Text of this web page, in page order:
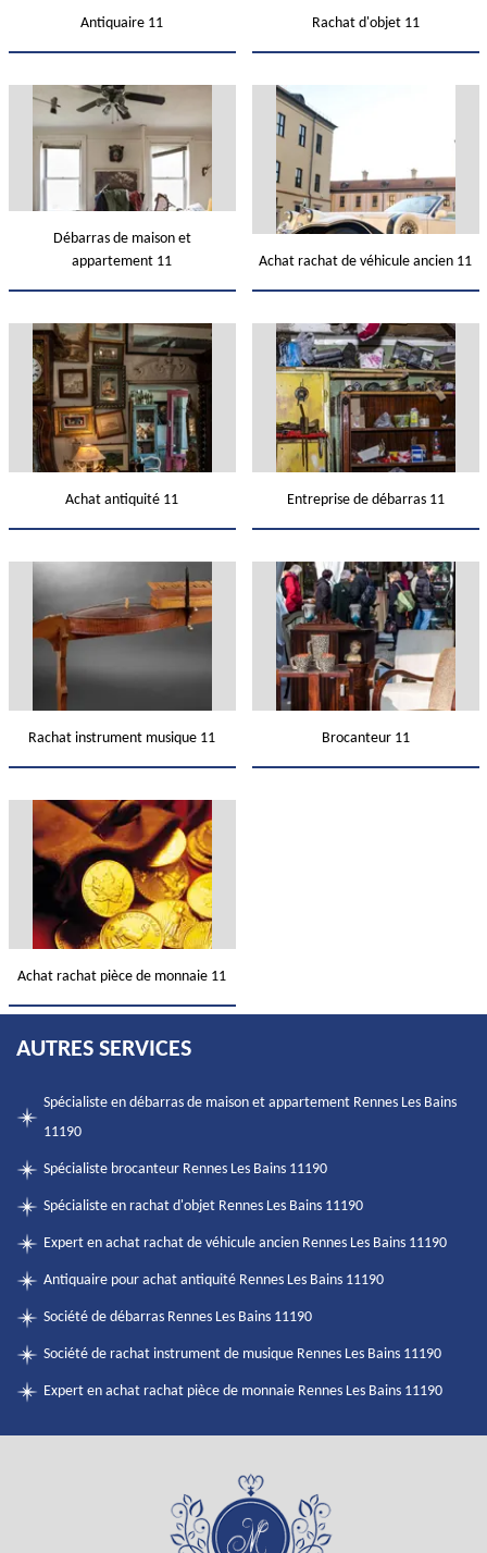
Antiquaire 11 Rachat d'objet 11
Débarras de maison et
appartement 11
Achat rachat de véhicule ancien 11
Achat antiquité 11 Entreprise de débarras 11
Rachat instrument musique 11 Brocanteur 11
Achat rachat pièce de monnaie 11
AUTRES SERVICES
Spécialiste en débarras de maison et appartement Rennes Les Bains
11190
Spécialiste brocanteur Rennes Les Bains 11190
Spécialiste en rachat d'objet Rennes Les Bains 11190
Expert en achat rachat de véhicule ancien Rennes Les Bains 11190
Antiquaire pour achat antiquité Rennes Les Bains 11190
Société de débarras Rennes Les Bains 11190
Société de rachat instrument de musique Rennes Les Bains 11190
Expert en achat rachat pièce de monnaie Rennes Les Bains 11190